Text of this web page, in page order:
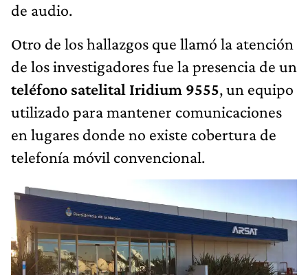
de audio.
Otro de los hallazgos que llamó la atención
de los investigadores fue la presencia de un
teléfono satelital Iridium 9555, un equipo
utilizado para mantener comunicaciones
en lugares donde no existe cobertura de
telefonía móvil convencional.